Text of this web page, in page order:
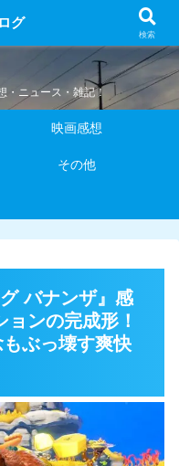
グ
・ニュース・雑記！
映画感想
その他
バナンザ』感
ンの完成形！
ぶっ壊す爽快
グ
検索